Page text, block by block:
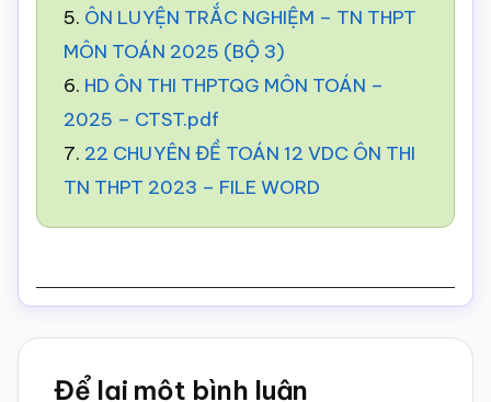
5. ÔN LUYỆN TRẮC NGHIỆM – TN THPT
MÔN TOÁN 2025 (BỘ 3)
6. HD ÔN THI THPTQG MÔN TOÁN –
2025 – CTST.pdf
7. 22 CHUYÊN ĐỀ TOÁN 12 VDC ÔN THI
TN THPT 2023 – FILE WORD
Reader
Để lại một bình luận